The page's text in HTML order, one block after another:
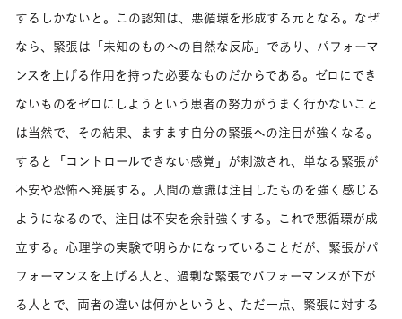
するしかないと。この認知は、悪循環を形成する元となる。なぜ
なら、緊張は「未知のものへの自然な反応」であり、パフォーマ
ンスを上げる作用を持った必要なものだからである。ゼロにでき
ないものをゼロにしようという患者の努力がうまく行かないこと
は当然で、その結果、ますます自分の緊張への注目が強くなる。
すると「コントロールできない感覚」が刺激され、単なる緊張が
不安や恐怖へ発展する。人間の意識は注目したものを強く感じる
ようになるので、注目は不安を余計強くする。これで悪循環が成
立する。心理学の実験で明らかになっていることだが、緊張がパ
フォーマンスを上げる人と、過剰な緊張でパフォーマンスが下が
る人とで、両者の違いは何かというと、ただ一点、緊張に対する